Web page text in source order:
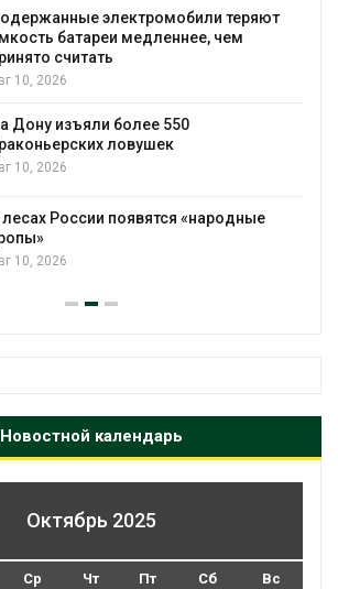
экстремальная погода охватила
несколько регионов мира
Авг 10, 2026
провоцирует убийство
Авг 9, 2026
превращают в текстиль и экспортное
Авг 9, 2026
Новостной календарь
Октябрь 2025
Ср Чт Пт Сб Вс